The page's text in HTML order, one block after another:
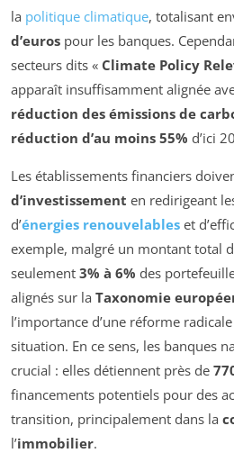
la politique climatique, totalisant
d’euros pour les banques.
secteurs dits « Climate Policy
apparaît insuffisamment alignée
réduction des émissions de
réduction d’au moins 55% d’ici
Les établissements financiers
d’investissement en redirigeant
d’énergies renouvelables et
exemple, malgré un montant total
seulement 3% à 6% des
alignés sur la Taxonomie
l’importance d’une réforme
situation. En ce sens, les banques
crucial : elles détiennent près de
financements potentiels pour des
transition, principalement dans la
l’immobilier.